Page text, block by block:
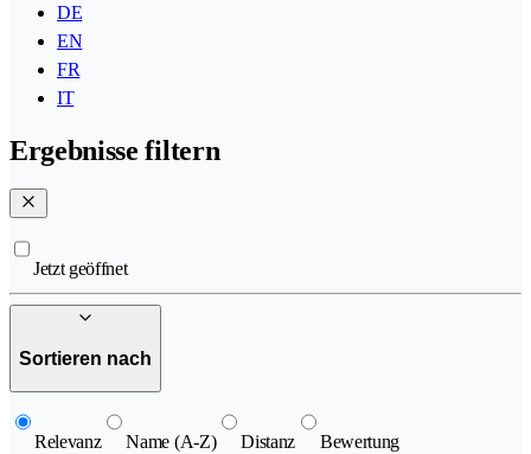
DE
EN
FR
IT
Ergebnisse filtern
Jetzt geöffnet
Sortieren nach
Relevanz Name (A-Z) Distanz Bewertung